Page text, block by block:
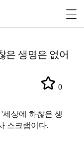
은 생명은 없어
0
세상에 하찮은 생
스크랩이다.